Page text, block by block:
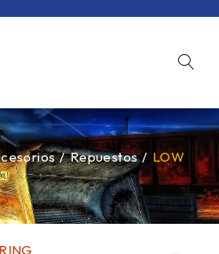
/ Repuestos / LOW